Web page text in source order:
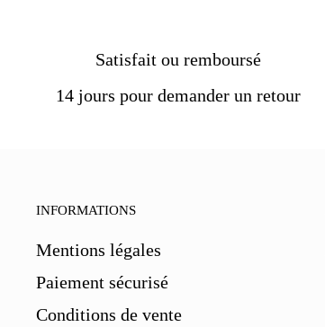
Satisfait ou remboursé
14 jours pour demander un retour
INFORMATIONS
Mentions légales
Paiement sécurisé
Conditions de vente